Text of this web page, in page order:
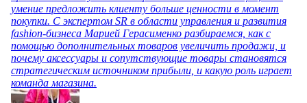
умение предложить клиенту больше ценности в момент
покупки. С экспертом SR в области управления и развития
fashion-бизнеса Марией Герасименко разбираемся, как с
помощью дополнительных товаров увеличить продажи, и
почему аксессуары и сопутствующие товары становятся
стратегическим источником прибыли, и какую роль играет
команда магазина.